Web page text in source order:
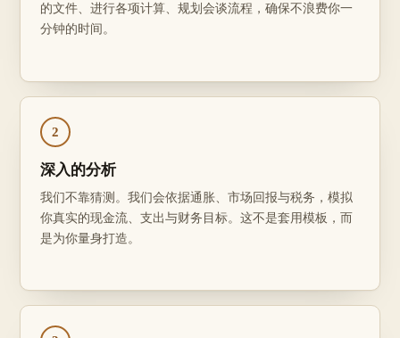
的文件、进行各项计算、规划会谈流程，确保不浪费你一
分钟的时间。
2
深入的分析
我们不靠猜测。我们会依据通胀、市场回报与税务，模拟
你真实的现金流、支出与财务目标。这不是套用模板，而
是为你量身打造。